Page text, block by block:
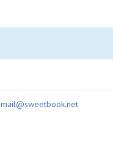
mail@sweetbook.net